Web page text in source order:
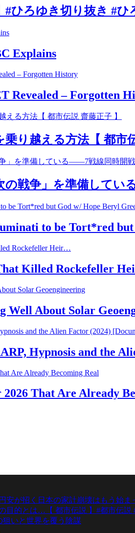
#ひろゆき切り抜き #ひ
Explains
Revealed – Forgotten
り越える方法【 都市
の戦争」を準備して
to be Tort*red
Killed Rockefeller
Well About Solar
Hypnosis and the
2026 That Are Already
安が招く日本の家計崩壊はもう始ま
目的とは…【 都市伝説 】#都市伝
狙いと世界を覆う陰謀